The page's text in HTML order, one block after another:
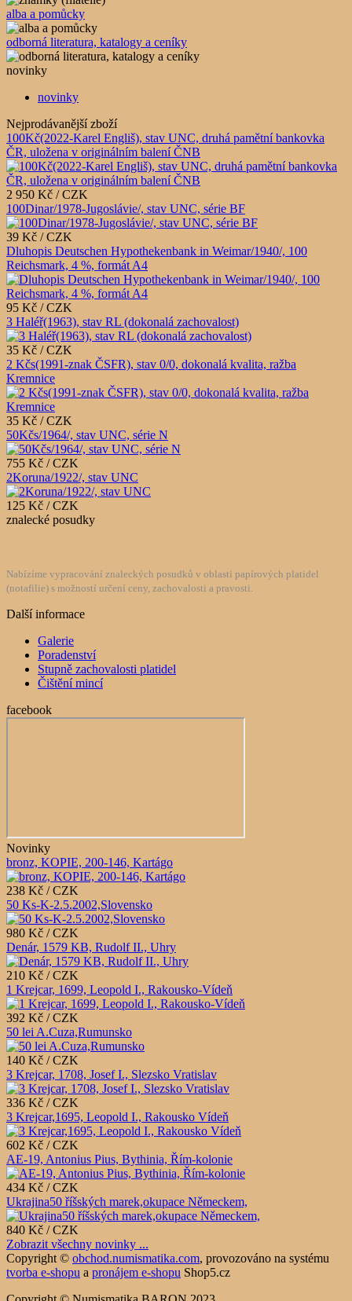
alba a pomůcky
odborná literatura, katalogy a ceníky
novinky
novinky
Nejprodávanější zboží
100Kč(2022-Karel Engliš), stav UNC, druhá pamětní bankovka
ČR, uložena v originálním balení ČNB
2 950 Kč / CZK
100Dinar/1978-Jugoslávie/, stav UNC, série BF
39 Kč / CZK
Dluhopis Deutschen Hypothekenbank in Weimar/1940/, 100
Reichsmark, 4 %, formát A4
95 Kč / CZK
3 Haléř(1963), stav RL (dokonalá zachovalost)
35 Kč / CZK
2 Kčs(1991-znak ČSFR), stav 0/0, dokonalá kvalita, ražba
Kremnice
35 Kč / CZK
50Kčs/1964/, stav UNC, série N
755 Kč / CZK
2Koruna/1922/, stav UNC
125 Kč / CZK
znalecké posudky
Nabízíme vypracování znaleckých posudků v oblasti papírových platidel
(notafilie) s možností určení ceny, zachovalosti a pravosti.
Další informace
Galerie
Poradenství
Stupně zachovalosti platidel
Čištění mincí
facebook
Novinky
bronz, KOPIE, 200-146, Kartágo
238 Kč / CZK
50 Ks-K-2.5.2002,Slovensko
980 Kč / CZK
Denár, 1579 KB, Rudolf II., Uhry
210 Kč / CZK
1 Krejcar, 1699, Leopold I., Rakousko-Vídeň
392 Kč / CZK
50 lei A.Cuza,Rumunsko
140 Kč / CZK
3 Krejcar, 1708, Josef I., Slezsko Vratislav
336 Kč / CZK
3 Krejcar,1695, Leopold I., Rakousko Vídeň
602 Kč / CZK
AE-19, Antonius Pius, Bythinia, Řím-kolonie
434 Kč / CZK
Ukrajina50 říšských marek,okupace Německem,
840 Kč / CZK
Zobrazit všechny novinky ...
Copyright © obchod.numismatika.com, provozováno na systému
tvorba e-shopu a pronájem e-shopu Shop5.cz